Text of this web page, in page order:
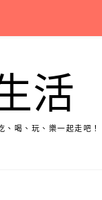
活
喝、玩、樂一起走吧！